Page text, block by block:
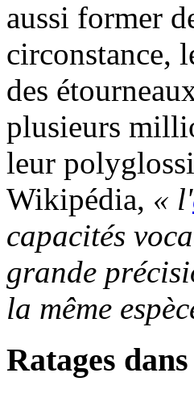
aussi former
circonstance,
des
plusieurs
leur
Wikipédia, « l'
capacités
grande
la même
Ratages